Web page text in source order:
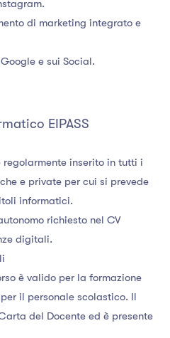
di marketing integrato e
e sui Social.
EIPASS
regolarmente inserito in tutti i
e private per cui si prevede
informatici.
richiesto nel CV
digitali.
è valido per la formazione
il personale scolastico. Il
del Docente ed è presente